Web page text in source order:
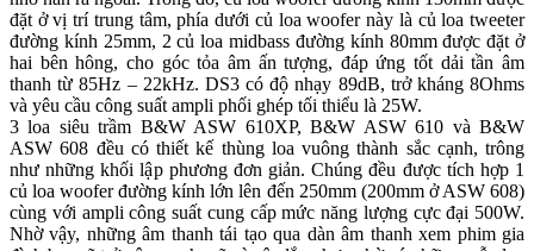
đặt ở vị trí trung tâm, phía dưới củ loa woofer này là củ loa tweeter
đường kính 25mm, 2 củ loa midbass đường kính 80mm được đặt ở
hai bên hông, cho góc tỏa âm ấn tượng, đáp ứng tốt dải tần âm
thanh từ 85Hz – 22kHz. DS3 có độ nhạy 89dB, trở kháng 8Ohms
và yêu cầu công suất ampli phối ghép tối thiểu là 25W.
3 loa siêu trầm B&W ASW 610XP, B&W ASW 610 và B&W
ASW 608 đều có thiết kế thùng loa vuông thành sắc cạnh, trông
như những khối lập phương đơn giản. Chúng đều được tích hợp 1
củ loa woofer đường kính lớn lên đến 250mm (200mm ở ASW 608)
cùng với ampli công suất cung cấp mức năng lượng cực đại 500W.
Nhờ vậy, những âm thanh tái tạo qua dàn âm thanh xem phim gia